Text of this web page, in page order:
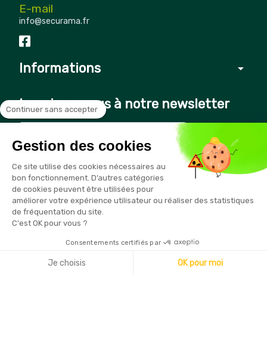
E-mail
info@securama.fr
Informations arrow_drop_down
Inscrivez-vous à notre newsletter
Vous pouvez vous désinscrire à tout moment en cliquant sur le
lien présent dans nos emails
Copyright © 2026 - Sécurama
Continuer sans accepter
Gestion des cookies
Ce site utilise des cookies nécessaires au
bon fonctionnement. D’autres catégories
de cookies peuvent être utilisées pour
améliorer votre expérience utilisateur ou réaliser des statistiques
de fréquentation du site.
C'est OK pour vous ?
Consentements certifiés par
Je choisis OK pour moi